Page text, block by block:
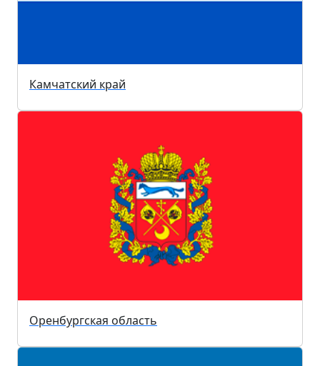
Камчатский край
Оренбургская область